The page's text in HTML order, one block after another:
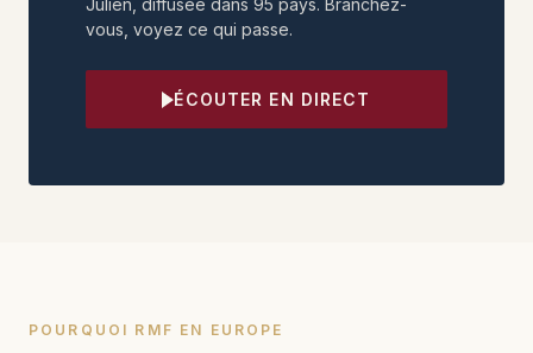
Julien, diffusée dans 95 pays. Branchez-
vous, voyez ce qui passe.
ÉCOUTER EN DIRECT
POURQUOI RMF EN EUROPE